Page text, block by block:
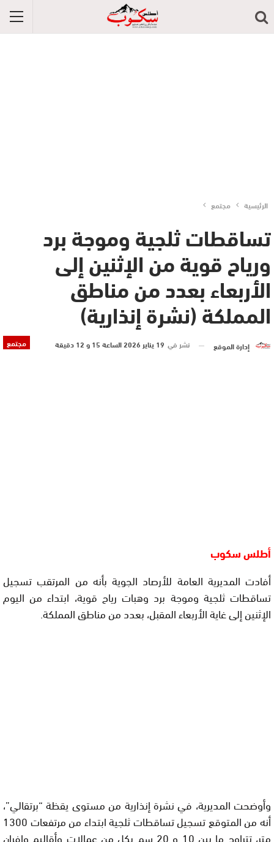
الرئيسية مجتمع
تساقطات ثلجية وموجة برد
ورياح قوية من الإثنين إلى
الأربعاء بعدد من مناطق
المملكة (نشرة إنذارية)
مجتمع إدارة الموقع نشر في 19 يناير 2026 الساعة 15 و 12 دقيقة
أطلس سكوب
أفادت المديرية العامة للأرصاد الجوية بأنه من المرتقب تسجيل
تساقطات ثلجية وموجة برد وهبات رياح قوية، ابتداء من اليوم
الإثنين إلى غاية الأربعاء المقبل، بعدد من مناطق المملكة.
وأوضحت المديرية، في نشرة إنذارية من مستوى يقظة “برتقالي”،
أنه من المتوقع تسجيل تساقطات ثلجية ابتداء من مرتفعات 1300
متر، تتراوح ما بين 10 و 20 سم بكل من عمالات وأقاليم وإفران